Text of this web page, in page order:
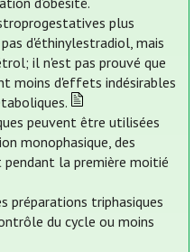
plus
d'éthinylestradiol, mais
il n'est pas prouvé que
moins d'effets indésirables
peuvent être utilisées
monophasique, des
pendant la première moitié
préparations triphasiques
du cycle ou moins